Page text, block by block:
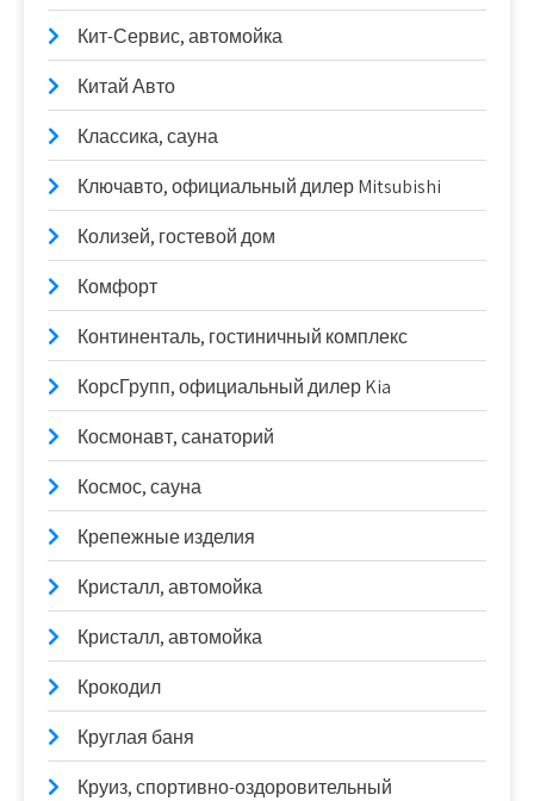
Кит-Сервис, автомойка
Китай Авто
Классика, сауна
Ключавто, официальный дилер Mitsubishi
Колизей, гостевой дом
Комфорт
Континенталь, гостиничный комплекс
КорсГрупп, официальный дилер Kia
Космонавт, санаторий
Космос, сауна
Крепежные изделия
Кристалл, автомойка
Кристалл, автомойка
Крокодил
Круглая баня
Круиз, спортивно-оздоровительный